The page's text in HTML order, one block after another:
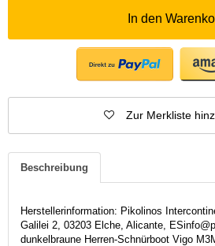
In den
Zur Merkliste
Beschreibung
Herstellerinformation: Pikolinos
Galilei 2, 03203 Elche, Alicante,
dunkelbraune Herren-Schnürboot Vigo